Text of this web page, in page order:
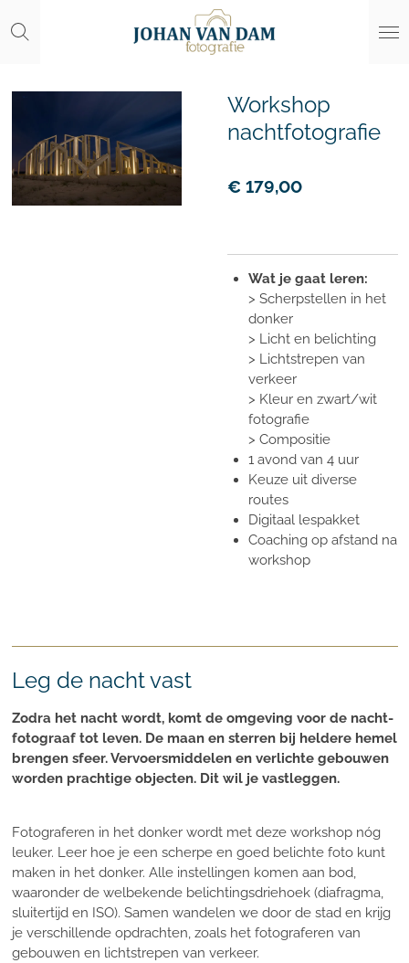
direct
Workshop
nachtfotografie
€ 179,00
Wat je gaat leren:
> Scherpstellen in het
donker
> Licht en belichting
> Lichtstrepen van
verkeer
> Kleur en zwart/wit
fotografie
> Compositie
1 avond van 4 uur
Keuze uit diverse
routes
Digitaal lespakket
Coaching op afstand na
workshop
Leg de nacht vast
Zodra het nacht wordt, komt de omgeving voor de nacht-
fotograaf tot leven. De maan en sterren bij heldere hemel
brengen sfeer. Vervoersmiddelen en verlichte gebouwen
worden prachtige objecten. Dit wil je vastleggen.
Fotograferen in het donker wordt met deze workshop nóg
leuker. Leer hoe je een scherpe en goed belichte foto kunt
maken in het donker. Alle instellingen komen aan bod,
waaronder de welbekende belichtingsdriehoek (diafragma,
sluitertijd en ISO). Samen wandelen we door de stad en krijg
je verschillende opdrachten, zoals het fotograferen van
gebouwen en lichtstrepen van verkeer.